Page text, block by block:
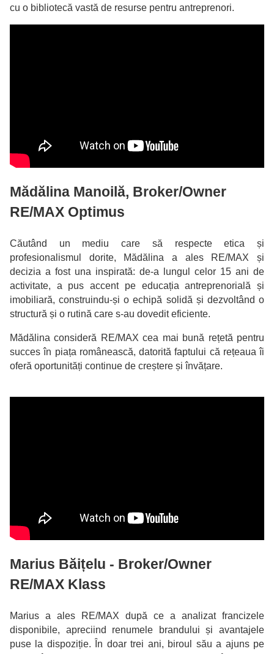
cu o bibliotecă vastă de resurse pentru antreprenori.
Mădălina Manoilă, Broker/Owner
RE/MAX Optimus
Căutând un mediu care să respecte etica și
profesionalismul dorite, Mădălina a ales RE/MAX și
decizia a fost una inspirată: de-a lungul celor 15 ani de
activitate, a pus accent pe educația antreprenorială și
imobiliară, construindu-și o echipă solidă și dezvoltând o
structură și o rutină care s-au dovedit eficiente.
Mădălina consideră RE/MAX cea mai bună rețetă pentru
succes în piața românească, datorită faptului că rețeaua îi
oferă oportunități continue de creștere și învățare.
Marius Băițelu - Broker/Owner
RE/MAX Klass
Marius a ales RE/MAX după ce a analizat francizele
disponibile, apreciind renumele brandului și avantajele
puse la dispoziție. În doar trei ani, biroul său a ajuns pe